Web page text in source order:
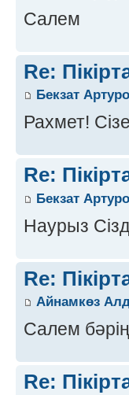
Салем
Re:
Бекзат
Рахмет!
Re:
Бекзат
Наурыз
Re:
Айнамкөз
Салем
Re: